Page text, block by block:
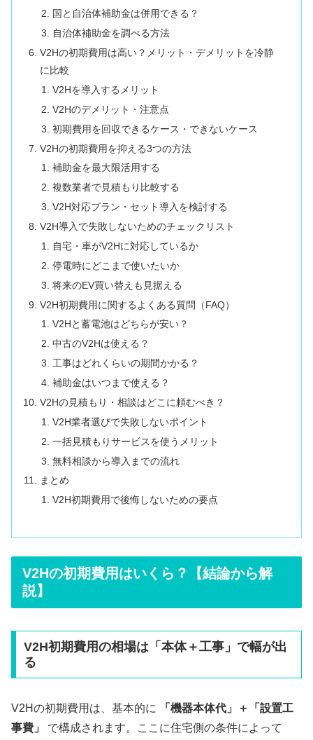
国と自治体補助金は併用できる？
自治体補助金を調べる方法
V2Hの初期費用は高い？メリット・デメリットを冷静
に比較
V2Hを導入するメリット
V2Hのデメリット・注意点
初期費用を回収できるケース・できないケース
V2Hの初期費用を抑える3つの方法
補助金を最大限活用する
複数業者で見積もり比較する
V2H対応プラン・セット導入を検討する
V2H導入で失敗しないためのチェックリスト
自宅・車がV2Hに対応しているか
停電時にどこまで使いたいか
将来のEV買い替えも見据える
V2H初期費用に関するよくある質問（FAQ）
V2Hと蓄電池はどちらが安い？
中古のV2Hは使える？
工事はどれくらいの期間かかる？
補助金はいつまで使える？
V2Hの見積もり・相談はどこに頼むべき？
V2H業者選びで失敗しないポイント
一括見積もりサービスを使うメリット
無料相談から導入までの流れ
まとめ
V2H初期費用で後悔しないための要点
V2Hの初期費用はいくら？【結論から解
説】
V2H初期費用の相場は「本体＋工事」で幅が出
る
V2Hの初期費用は、基本的に
「機器本体代」＋「設置工
事費」
で構成されます。ここに住宅側の条件によって